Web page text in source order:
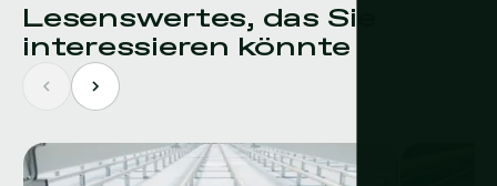
Lesenswertes, das Sie
interessieren könnte